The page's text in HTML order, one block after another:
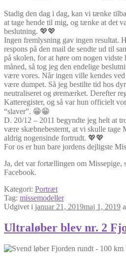
Stadig den dag i dag, kan vi tænke
at tage hende til mig, og tænke at det
beslutning. 💖💖
Ingen fremlysning gav ingen resultat.
respons på den mail de sendte ud til
på skolen, for at høre om nogen
måned, så tog jeg den endelige
være vores. Når ingen ville kendes
være dumpet. Så jeg bestilte tid hos
neutraliseret og øremærket. Derefter
Katteregister, og så var hun officielt
“slaver”. 😁😁
D. 20/12 – 2011 begyndte jeg helt at
være skæbnebestemt, at vi skulle tage
aldrig nogensinde fortrudt. 💖💖
For os er hun bare jordens dejligste
Ja, det var fortællingen om Missepige,
Facebook.
Kategori: Portræt
Tag: missemodeller
Udgivet i januar 21, 2019maj 1, 2019
Ultraløber blev nr. 2